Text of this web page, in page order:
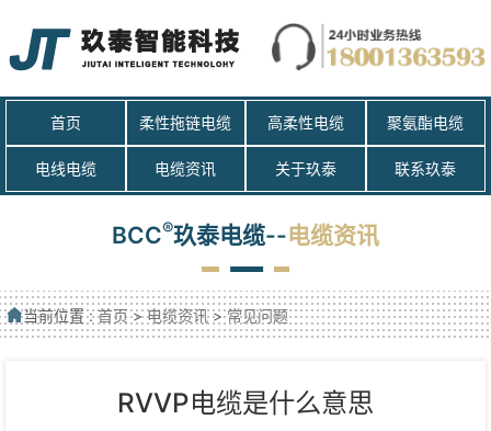
首页 柔性拖链电缆 高柔性电缆 聚氨酯电缆
电线电缆 电缆资讯 关于玖泰 联系玖泰
BCC®玖泰电缆--电缆资讯
当前位置 :首页>电缆资讯>常见问题
RVVP电缆是什么意思